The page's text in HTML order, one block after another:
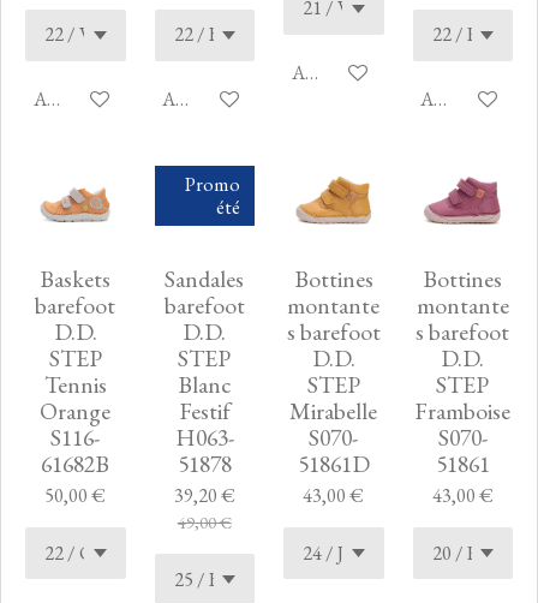
Ajouter au panierAjouter au panier
Ajouter au panier
Ajouter au
Baskets
barefoot
D.D.
STEP
Tennis
Orange
S116-
61682B
50,00 €
Promo
été
Sandales
barefoot
D.D.
STEP
Blanc
Festif
H063-
51878
39,20 €
49,00 €
Bottines
montante
s barefoot
D.D.
STEP
Mirabelle
S070-
51861D
43,00 €
Bottines
montante
s barefoot
D.D.
STEP
Framboise
S070-
51861
43,00 €